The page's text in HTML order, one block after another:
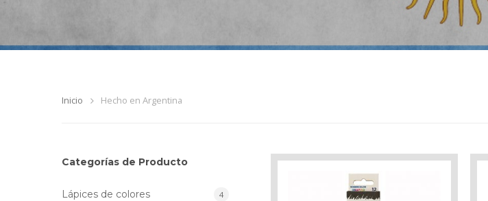
Inicio Hecho en Argentina
Categorías de Producto
Lápices de colores 4